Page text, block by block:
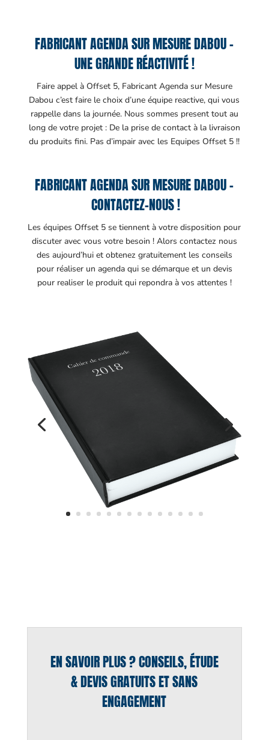
FABRICANT AGENDA SUR MESURE DABOU –
UNE GRANDE RÉACTIVITÉ !
Faire appel à Offset 5, Fabricant Agenda sur Mesure
Dabou c’est faire le choix d’une équipe reactive, qui vous
rappelle dans la journée. Nous sommes present tout au
long de votre projet : De la prise de contact à la livraison
du produits fini. Pas d’impair avec les Equipes Offset 5 !!
FABRICANT AGENDA SUR MESURE DABOU –
CONTACTEZ-NOUS !
Les équipes Offset 5 se tiennent à votre disposition pour
discuter avec vous votre besoin ! Alors contactez nous
des aujourd’hui et obtenez gratuitement les conseils
pour réaliser un agenda qui se démarque et un devis
pour realiser le produit qui repondra à vos attentes !
EN SAVOIR PLUS ? CONSEILS, ÉTUDE
& DEVIS GRATUITS ET SANS
ENGAGEMENT